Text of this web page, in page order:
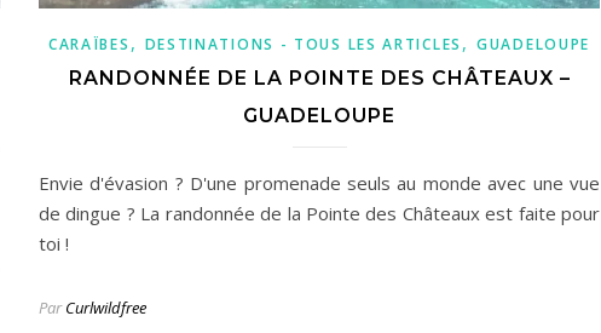
CARAÏBES , DESTINATIONS - TOUS LES ARTICLES , GUADELOUPE
RANDONNÉE DE LA POINTE DES CHÂTEAUX –
GUADELOUPE
Envie d'évasion ? D'une promenade seuls au monde avec une vue
de dingue ? La randonnée de la Pointe des Châteaux est faite pour
toi !
ParCurlwildfree